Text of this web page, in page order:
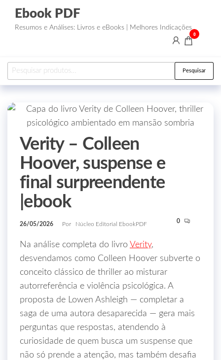
Ebook PDF
Resumos e Análises: Livros e eBooks | Melhores Indicações
0
Pesquisar
Verity – Colleen
Hoover, suspense e
final surpreendente
|ebook
26/05/2026 Por Núcleo Editorial EbookPDF 0
Na análise completa do livro Verity,
desvendamos como Colleen Hoover subverte o
conceito clássico de thriller ao misturar
autorreferência e violência psicológica. A
proposta de Lowen Ashleigh — completar a
saga de uma autora desaparecida — gera mais
perguntas que respostas, atendendo à
curiosidade de quem busca um suspense que
não só prende a atenção, mas também desafia